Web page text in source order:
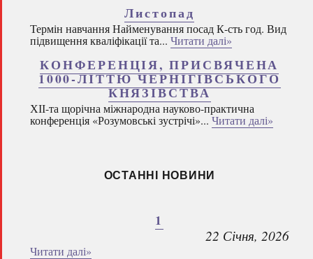
Листопад
Термін навчання Найменування посад К-сть год. Вид
підвищення кваліфікації та... Читати далі»
КОНФЕРЕНЦІЯ, ПРИСВЯЧЕНА
1000-ЛІТТЮ ЧЕРНІГІВСЬКОГО
КНЯЗІВСТВА
ХІІ-та щорічна міжнародна науково-практична
конференція «Розумовські зустрічі»... Читати далі»
ОСТАННІ НОВИНИ
1
22 Січня, 2026
Читати далі»